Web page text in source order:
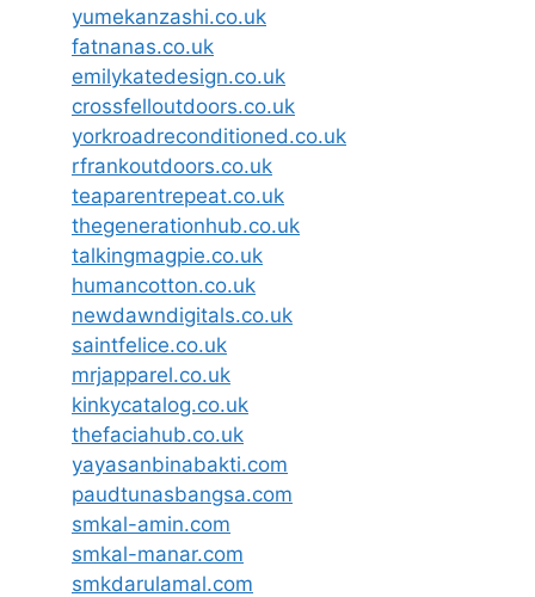
yumekanzashi.co.uk
fatnanas.co.uk
emilykatedesign.co.uk
crossfelloutdoors.co.uk
yorkroadreconditioned.co.uk
rfrankoutdoors.co.uk
teaparentrepeat.co.uk
thegenerationhub.co.uk
talkingmagpie.co.uk
humancotton.co.uk
newdawndigitals.co.uk
saintfelice.co.uk
mrjapparel.co.uk
kinkycatalog.co.uk
thefaciahub.co.uk
yayasanbinabakti.com
paudtunasbangsa.com
smkal-amin.com
smkal-manar.com
smkdarulamal.com